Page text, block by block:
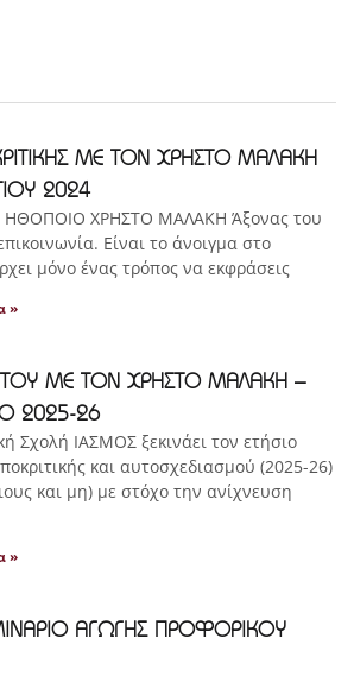
ΜΕ ΤΟΝ ΧΡΗΣΤΟ ΜΑΛΑΚΗ
2024
ΧΡΗΣΤΟ ΜΑΛΑΚΗ Άξονας του
Είναι το άνοιγμα στο
μόνο ένας τρόπος να εκφράσεις
»
ΜΕ ΤΟΝ ΧΡΗΣΤΟ ΜΑΛΑΚΗ –
2025-26
Σχολή ΙΑΣΜΟΣ ξεκινάει τον ετήσιο
και αυτοσχεδιασμού (2025-26)
και μη) με στόχο την ανίχνευση
»
ΑΓΩΓΗΣ ΠΡΟΦΟΡΙΚΟΥ